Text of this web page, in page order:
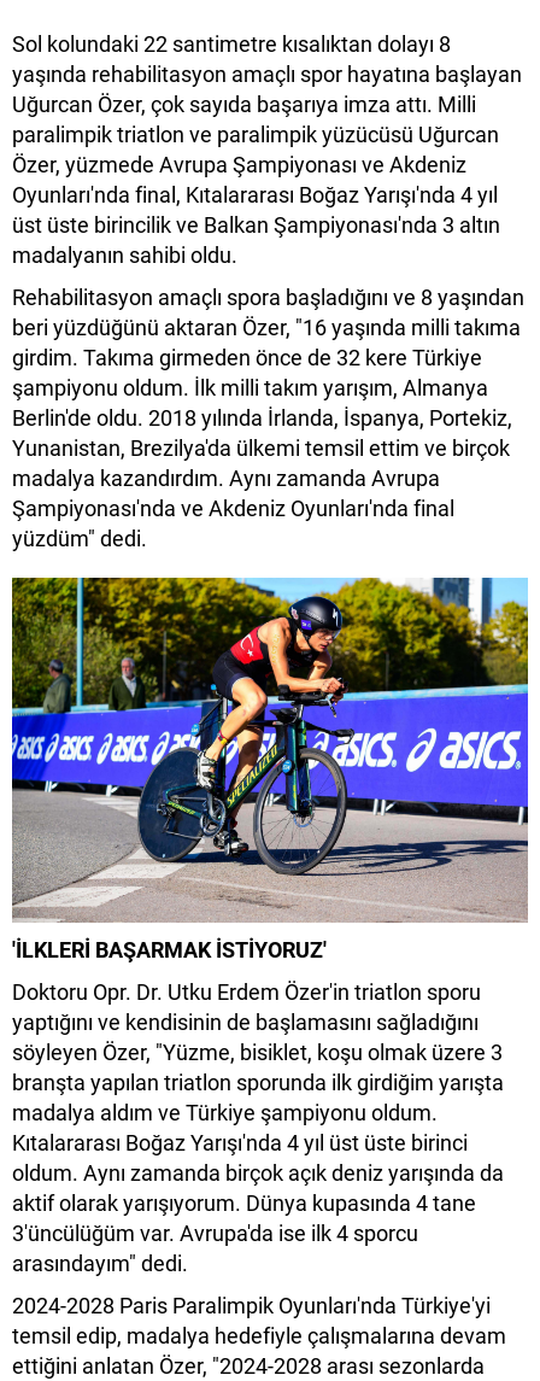
Sol kolundaki 22 santimetre kısalıktan dolayı 8
yaşında rehabilitasyon amaçlı spor hayatına başlayan
Uğurcan Özer, çok sayıda başarıya imza attı. Milli
paralimpik triatlon ve paralimpik yüzücüsü Uğurcan
Özer, yüzmede Avrupa Şampiyonası ve Akdeniz
Oyunları'nda final, Kıtalararası Boğaz Yarışı'nda 4 yıl
üst üste birincilik ve Balkan Şampiyonası'nda 3 altın
madalyanın sahibi oldu.
Rehabilitasyon amaçlı spora başladığını ve 8 yaşından
beri yüzdüğünü aktaran Özer, "16 yaşında milli takıma
girdim. Takıma girmeden önce de 32 kere Türkiye
şampiyonu oldum. İlk milli takım yarışım, Almanya
Berlin'de oldu. 2018 yılında İrlanda, İspanya, Portekiz,
Yunanistan, Brezilya'da ülkemi temsil ettim ve birçok
madalya kazandırdım. Aynı zamanda Avrupa
Şampiyonası'nda ve Akdeniz Oyunları'nda final
yüzdüm" dedi.
'İLKLERİ BAŞARMAK İSTİYORUZ'
Doktoru Opr. Dr. Utku Erdem Özer'in triatlon sporu
yaptığını ve kendisinin de başlamasını sağladığını
söyleyen Özer, "Yüzme, bisiklet, koşu olmak üzere 3
branşta yapılan triatlon sporunda ilk girdiğim yarışta
madalya aldım ve Türkiye şampiyonu oldum.
Kıtalararası Boğaz Yarışı'nda 4 yıl üst üste birinci
oldum. Aynı zamanda birçok açık deniz yarışında da
aktif olarak yarışıyorum. Dünya kupasında 4 tane
3'üncülüğüm var. Avrupa'da ise ilk 4 sporcu
arasındayım" dedi.
2024-2028 Paris Paralimpik Oyunları'nda Türkiye'yi
temsil edip, madalya hedefiyle çalışmalarına devam
ettiğini anlatan Özer, "2024-2028 arası sezonlarda